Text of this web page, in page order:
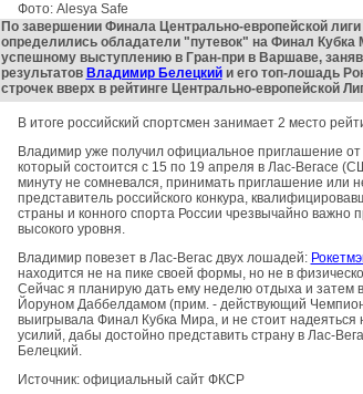
Фото: Alesya Safe
По завершении Финала Центрально-европейской
определились обладатели "путевок" на Финал Кубка
успешному выступлению в Гран-при в Варшаве,
результатов Владимир Белецкийи его топ-лошадь
строчек вверх в рейтинге Центрально-европейской
В итоге российский спортсмен занимает 2 место
Владимир уже получил официальное приглашение
который состоится с 15 по 19 апреля в Лас-Вегасе
минуту не сомневался, принимать приглашение или
представитель российского конкура,
страны и конного спорта России чрезвычайно важно
высокого уровня.
Владимир повезет в Лас-Вегас двух лошадей:
находится не на пике своей формы, но не в
Сейчас я планирую дать ему неделю отдыха и затем
Йоруном Даббелдамом (прим. - действующий
выигрывала Финал Кубка Мира, и не стоит надеяться
усилий, дабы достойно представить страну в Лас-
Белецкий.
Источник: официальный сайт ФКСР